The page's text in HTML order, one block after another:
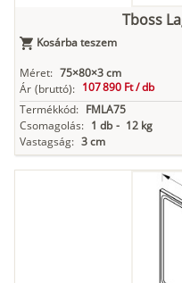
Tboss
Kosárba teszem
Méret: 75×80×3 cm
Ár (bruttó): 107 890 Ft /db
Termékkód: FMLA75
Csomagolás: 1 db - 12 kg
Vastagság: 3 cm